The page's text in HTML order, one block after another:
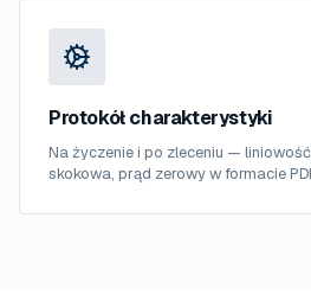
Protokół charakterystyki
Na życzenie i po zleceniu —
skokowa, prąd zerowy w formacie